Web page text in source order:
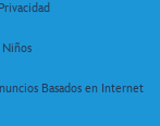
Basados en Internet